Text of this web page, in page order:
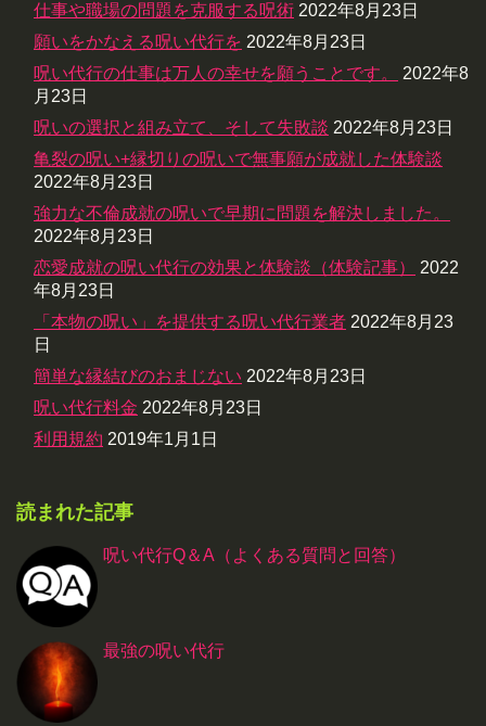
仕事や職場の問題を克服する呪術 2022年8月23日
願いをかなえる呪い代行を 2022年8月23日
呪い代行の仕事は万人の幸せを願うことです。
2022年8
月23日
呪いの選択と組み立て、そして失敗談 2022年8月23日
亀裂の呪い+縁切りの呪いで無事願が成就した体験談
2022年8月23日
強力な不倫成就の呪いで早期に問題を解決しました。
2022年8月23日
恋愛成就の呪い代行の効果と体験談（体験記事）
2022
年8月23日
「本物の呪い」を提供する呪い代行業者 2022年8月23
日
簡単な縁結びのおまじない 2022年8月23日
呪い代行料金 2022年8月23日
利用規約 2019年1月1日
読まれた記事
呪い代行Q＆A（よくある質問と回答）
最強の呪い代行